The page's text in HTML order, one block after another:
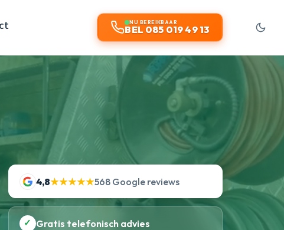
NU BEREIKBAAR
BEL 085 019 49 13
4,8★★★★★568 Google reviews
✓ Gratis telefonisch advies